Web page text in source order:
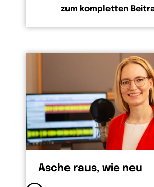
zum kompletten
Asche raus, wie neu